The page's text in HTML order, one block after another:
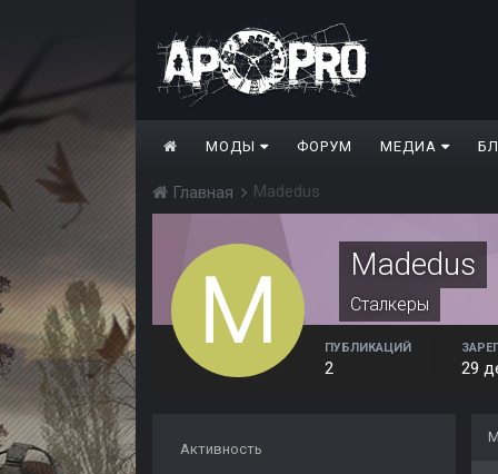
МОДЫ ФОРУМ МЕДИА
Главная Madedus
Madedus
Сталкеры
ПУБЛИКАЦИЙ
2 29
Активность